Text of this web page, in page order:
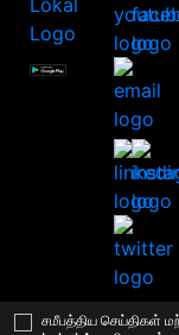
சமீபத்திய செய்திகள்